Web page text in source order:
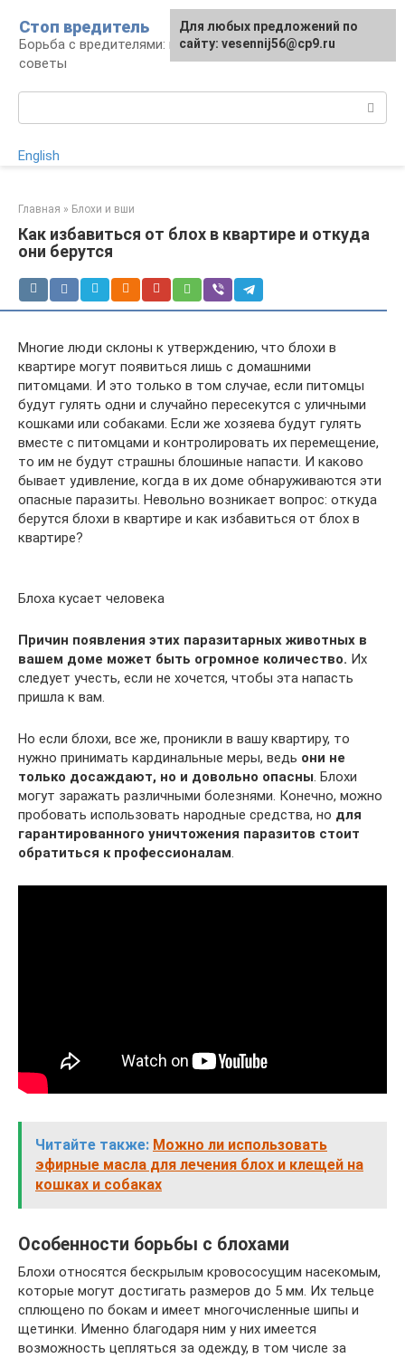
контенту
Стоп вредитель
Борьба с вредителями: правила, средства,
советы
English
Главная » Блохи и вши
Как избавиться от блох в квартире и откуда
они берутся
Многие люди склоны к утверждению, что блохи в
квартире могут появиться лишь с домашними
питомцами. И это только в том случае, если питомцы
будут гулять одни и случайно пересекутся с уличными
кошками или собаками. Если же хозяева будут гулять
вместе с питомцами и контролировать их перемещение,
то им не будут страшны блошиные напасти. И каково
бывает удивление, когда в их доме обнаруживаются эти
опасные паразиты. Невольно возникает вопрос: откуда
берутся блохи в квартире и как избавиться от блох в
квартире?
Блоха кусает человека
Причин появления этих паразитарных животных в
вашем доме может быть огромное количество. Их
следует учесть, если не хочется, чтобы эта напасть
пришла к вам.
Но если блохи, все же, проникли в вашу квартиру, то
нужно принимать кардинальные меры, ведь они не
только досаждают, но и довольно опасны. Блохи
могут заражать различными болезнями. Конечно, можно
пробовать использовать народные средства, но для
гарантированного уничтожения паразитов стоит
обратиться к профессионалам.
Читайте также: Можно ли использовать
эфирные масла для лечения блох и клещей на
кошках и собаках
Особенности борьбы с блохами
Блохи относятся бескрылым кровососущим насекомым,
которые могут достигать размеров до 5 мм. Их тельце
сплющено по бокам и имеет многочисленные шипы и
щетинки. Именно благодаря ним у них имеется
возможность цепляться за одежду, в том числе за
Для любых предложений по
сайту: vesennij56@cp9.ru